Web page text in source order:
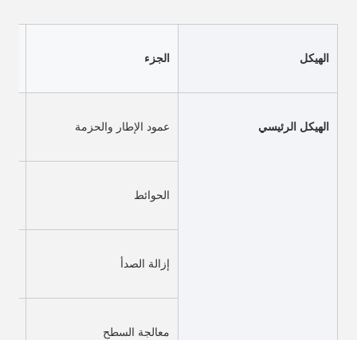
الهيكل الجزء
الهيكل الرئيسي عمود الإطار والحزمة
الحوائط
إزالة الصدأ
معالجة السطح